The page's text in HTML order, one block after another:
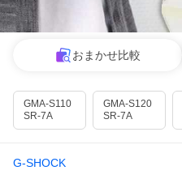
おまかせ比較
GMA-S110
SR-7A
GMA-S120
SR-7A
G-SHOCK